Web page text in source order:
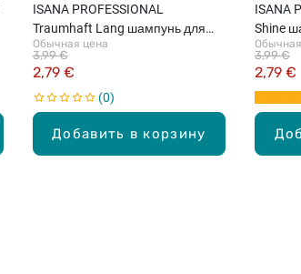
Добавить в корзину
ISANA PROFESSIONAL
Traumhaft Lang шампунь для
длинных, поврежденных волос,
250мл
Обычная цена
2,79 €
3,99 €
0
ISANA
Shine
2,79 €
3,99 €